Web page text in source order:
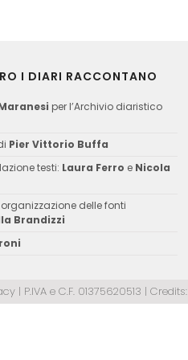
I DIARI RACCONTANO
per l’Archivio diaristico
Pier Vittorio Buffa
testi: Laura Ferro e Nicola
delle fonti
Brandizzi
| P.IVA e C.F. 01375620513 | Credits: